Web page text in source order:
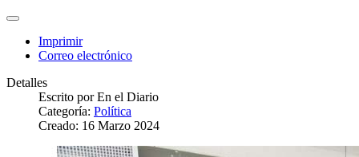
Imprimir
Correo electrónico
Detalles
Escrito porEn el Diario
Categoría: Política
Creado: 16 Marzo 2024